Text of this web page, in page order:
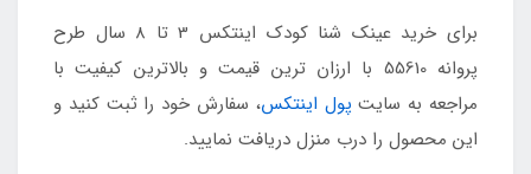
برای خرید عینک شنا کودک اینتکس 3 تا 8 سال طرح
پروانه 55610 با ارزان ترین قیمت و بالاترین کیفیت با
مراجعه به سایت پول اینتکس، سفارش خود را ثبت کنید و
این محصول را درب منزل دریافت نمایید.